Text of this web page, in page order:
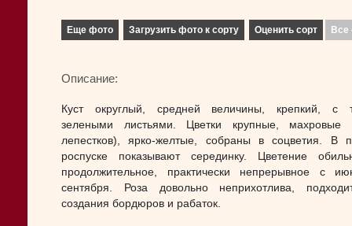
Еще фото Загрузить фото к сорту Оценить сорт Все
Описание:
Куст округлый, средней величины, крепкий, с
зелеными листьями. Цветки крупные, махровые
лепестков), ярко-желтые, собраны в соцветия. В
роспуске показывают серединку. Цветение
продолжительное, практически непрерывное с
сентября. Роза довольно неприхотлива,
создания бордюров и рабаток.